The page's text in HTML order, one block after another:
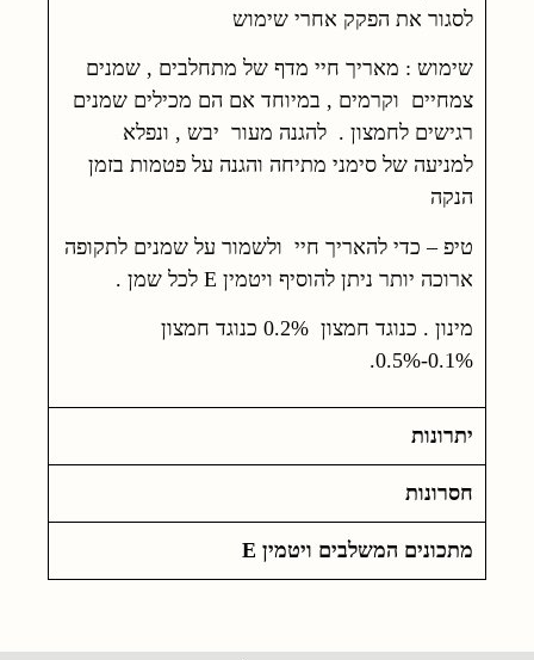
לסגור את הפקק אחרי שימוש
שימוש : מאריך חיי מדף של מתחלבים , שמנים
צמחיים וקרמים , במיוחד אם הם מכילים שמנים
רגישים לחמצון . להגנה מעור יבש , ונפלא
למניעה של סימני מתיחה והגנה על פטמות בזמן
הנקה
טיפ – כדי להאריך חיי ולשמור על שמנים לתקופה
ארוכה יותר ניתן להוסיף ויטמין E לכל שמן .
מינון . כנוגד חמצון 0.2% כנוגד חמצון
0.1%-0.5%.
יתרונות
חסרונות
מתכונים המשלבים ויטמין E